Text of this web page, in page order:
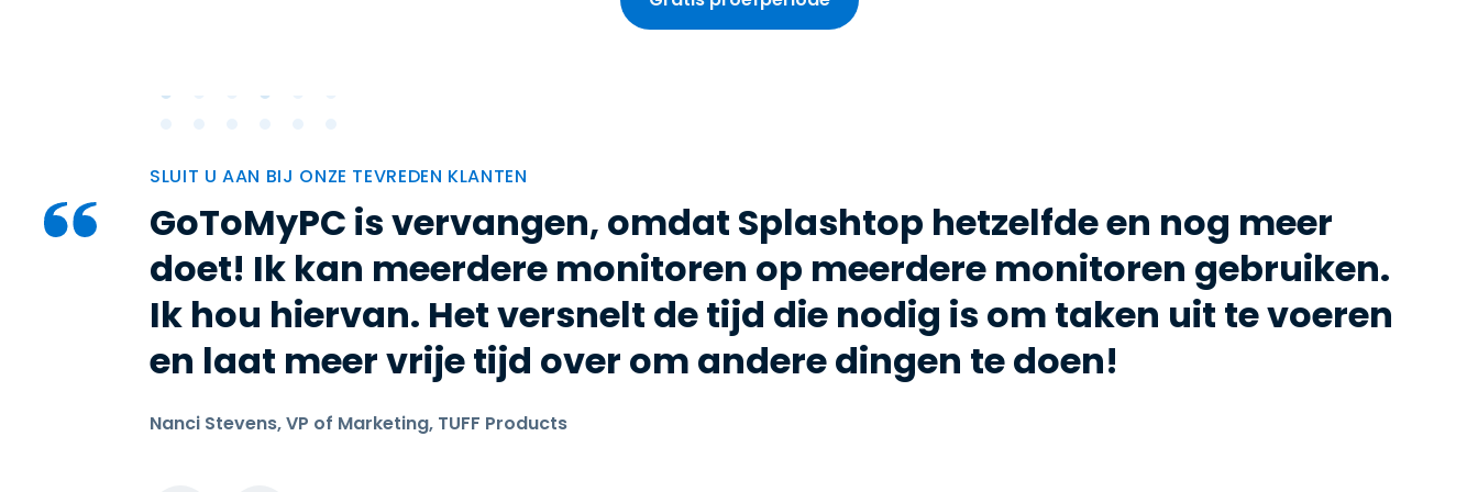
SLUIT U AAN BIJ ONZE TEVREDEN KLANTEN
GoToMyPC is vervangen, omdat Splashtop hetzelfde en nog meer
doet! Ik kan meerdere monitoren op meerdere monitoren gebruiken.
Ik hou hiervan. Het versnelt de tijd die nodig is om taken uit te voeren
en laat meer vrije tijd over om andere dingen te doen!
Nanci Stevens, VP of Marketing, TUFF Products